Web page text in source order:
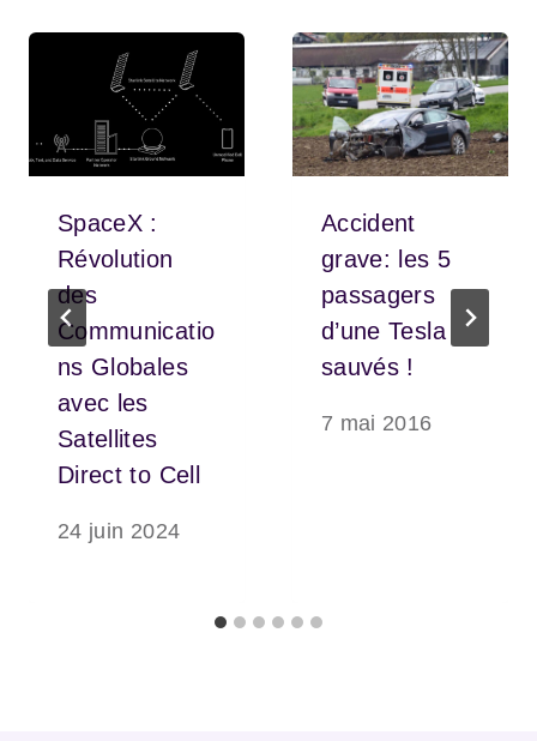
SpaceX :
Révolution
des
Communicatio
ns Globales
avec les
Satellites
Direct to Cell
24 juin 2024
Accident
grave: les 5
passagers
d’une Tesla
sauvés !
7 mai 2016